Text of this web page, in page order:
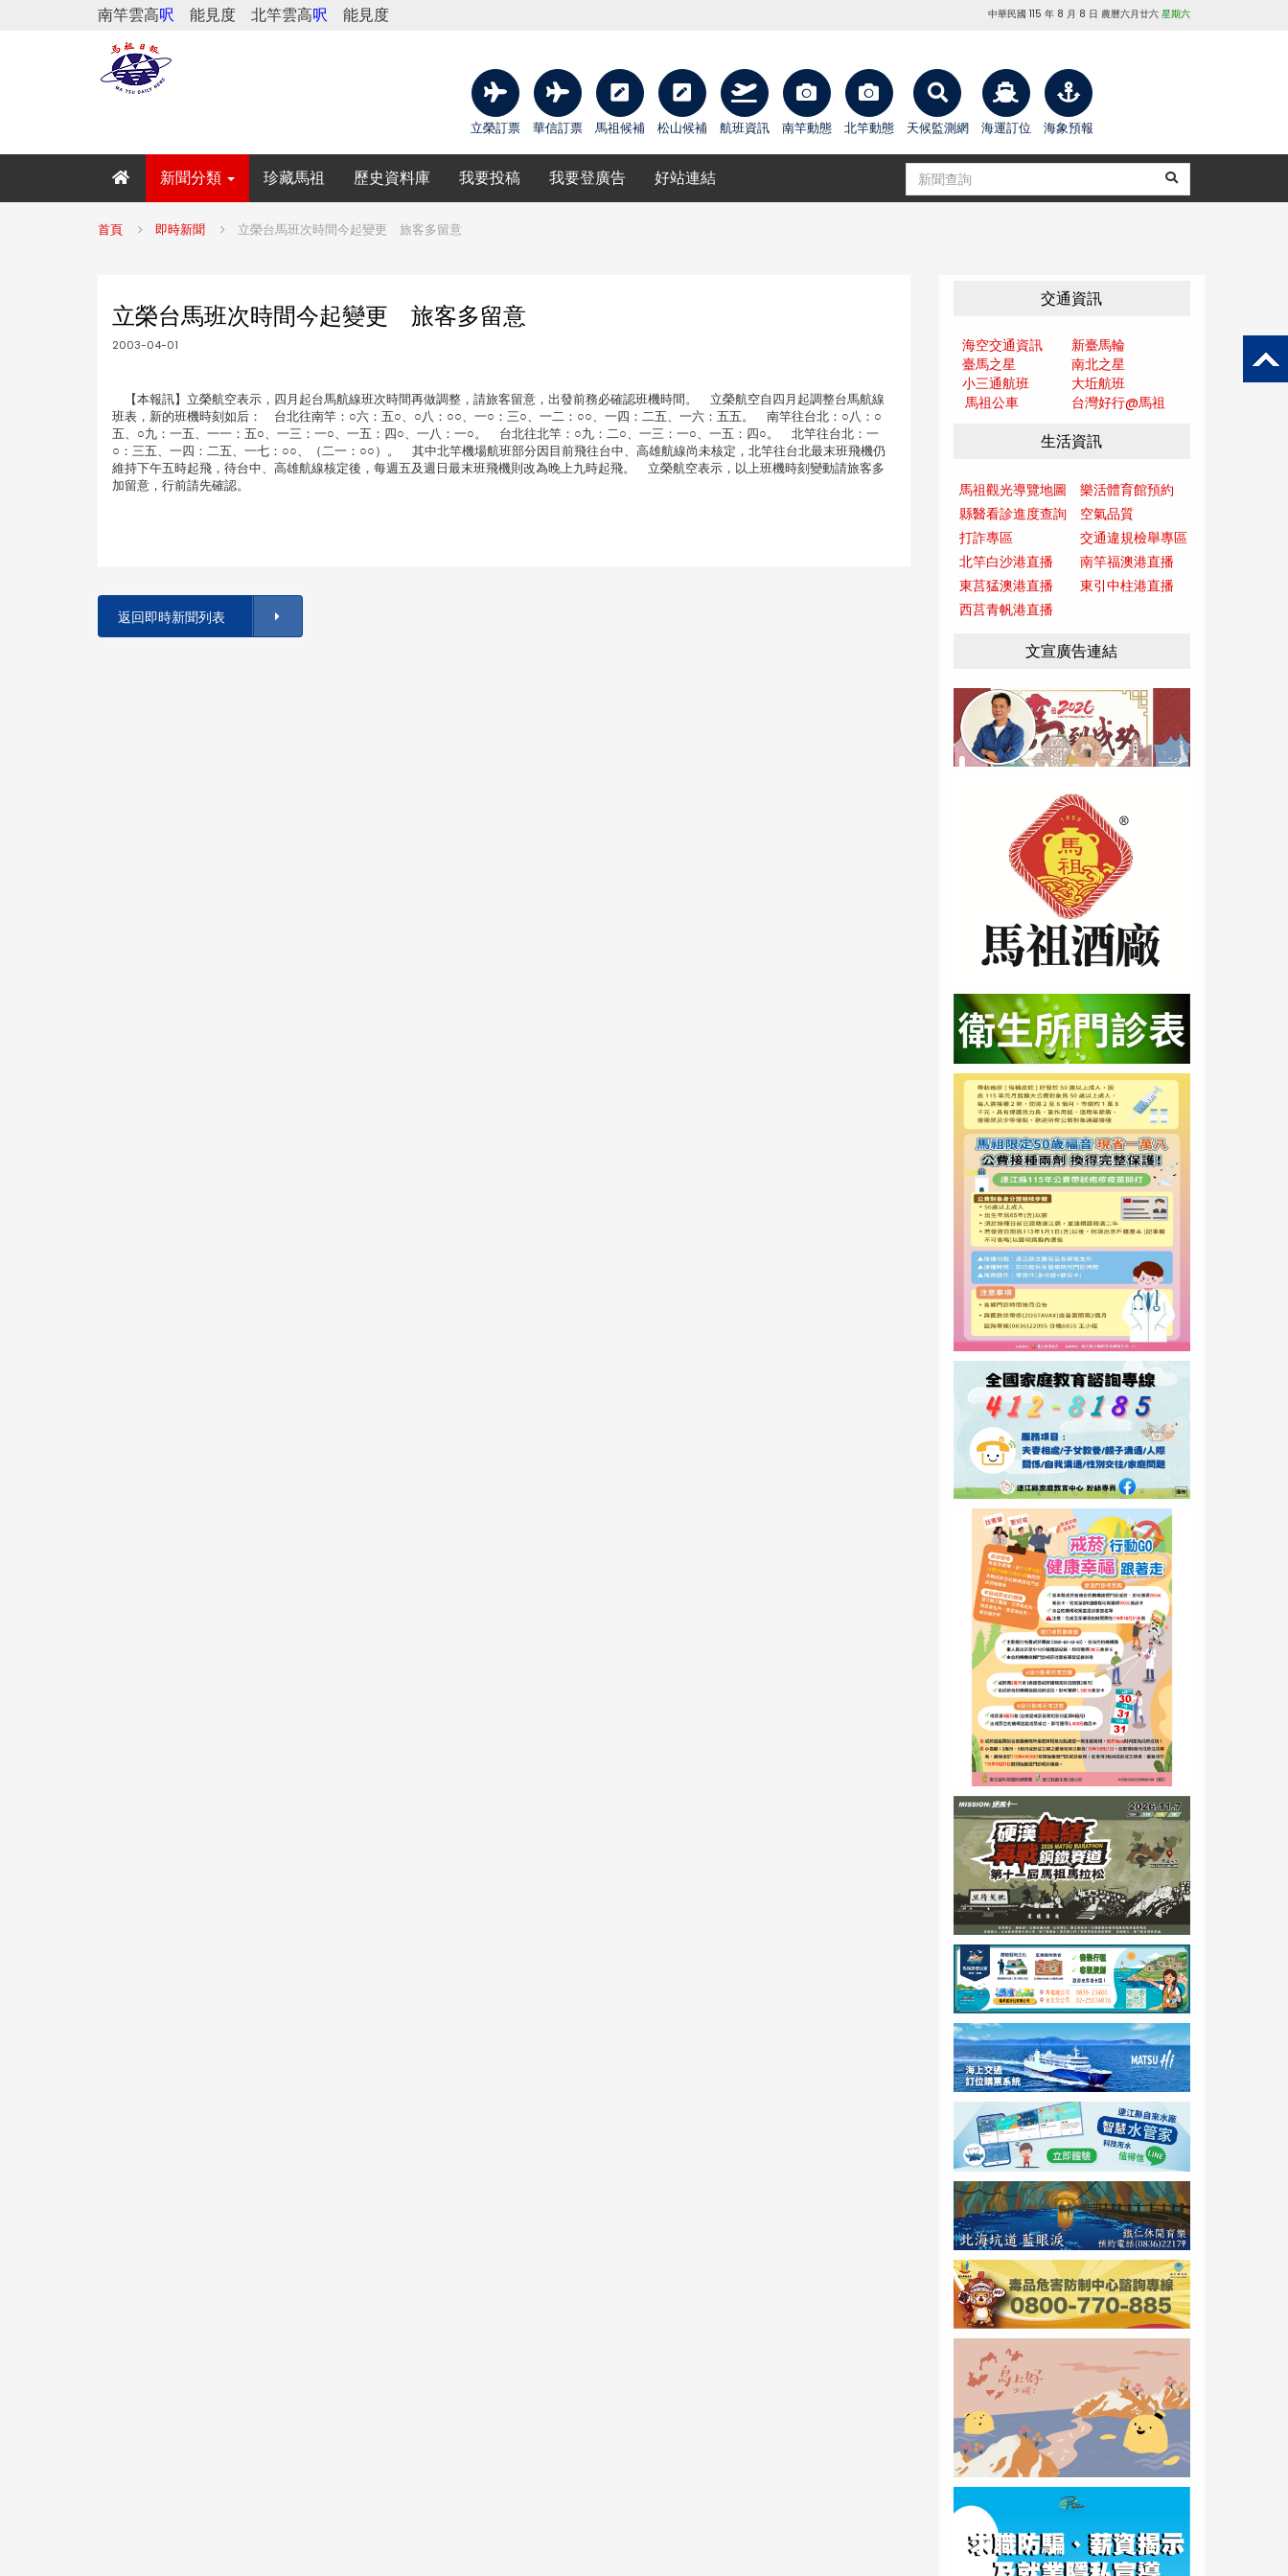
南竿雲高呎 能見度 北竿雲高呎 能見度 中華民國 115 年 8 月 8 日 農曆六月廿六 星期六
立榮訂票 華信訂票 馬祖候補 松山候補 航班資訊 南竿動態 北竿動態 天候監測網 海運訂位 海象預報
新聞分類 珍藏馬祖 歷史資料庫 我要投稿 我要登廣告 好站連結
首頁 即時新聞 立榮台馬班次時間今起變更 旅客多留意
立榮台馬班次時間今起變更 旅客多留意
2003-04-01
【本報訊】立榮航空表示，四月起台馬航線班次時間再做調整，請旅客留意，出發前務必確認班機時間。 立榮航空自四月起調整台馬航線
班表，新的班機時刻如后： 台北往南竿：○六：五○、○八：○○、一○：三○、一二：○○、一四：二五、一六：五五。 南竿往台北：○八：○
五、○九：一五、一一：五○、一三：一○、一五：四○、一八：一○。 台北往北竿：○九：二○、一三：一○、一五：四○。 北竿往台北：一
○：三五、一四：二五、一七：○○、（二一：○○）。 其中北竿機場航班部分因目前飛往台中、高雄航線尚未核定，北竿往台北最末班飛機仍
維持下午五時起飛，待台中、高雄航線核定後，每週五及週日最末班飛機則改為晚上九時起飛。 立榮航空表示，以上班機時刻變動請旅客多
加留意，行前請先確認。
返回即時新聞列表
交通資訊
海空交通資訊
新臺馬輪
臺馬之星
南北之星
小三通航班
大坵航班
馬祖公車
台灣好行@馬祖
生活資訊
馬祖觀光導覽地圖
樂活體育館預約
縣醫看診進度查詢
空氣品質
打詐專區
交通違規檢舉專區
北竿白沙港直播
南竿福澳港直播
東莒猛澳港直播
東引中柱港直播
西莒青帆港直播
文宣廣告連結